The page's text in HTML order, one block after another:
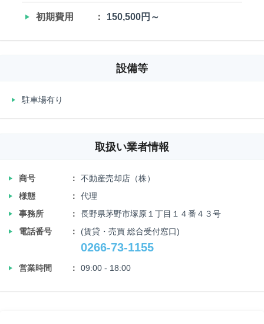
‣ 初期費用 150,500円～
設備等
‣ 駐車場有り
取扱い業者情報
‣ 商号
不動産売却店（株）
‣
様態
代理
‣
事務所
長野県茅野市塚原１丁目１４番４３号
‣
電話番号 (賃貸・売買 総合受付窓口)
0266-73-1155
‣ 営業時間 09:00 - 18:00